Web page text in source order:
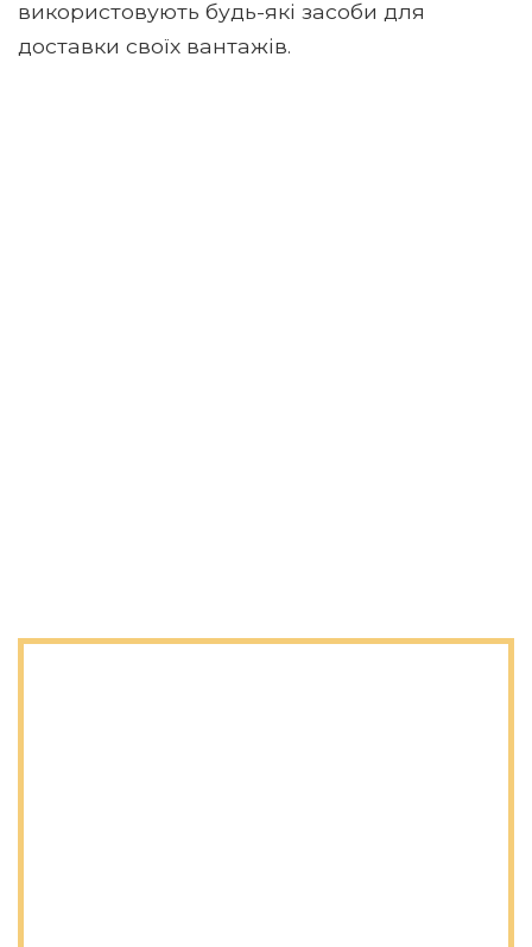
використовують будь-які засоби для
доставки своїх вантажів.